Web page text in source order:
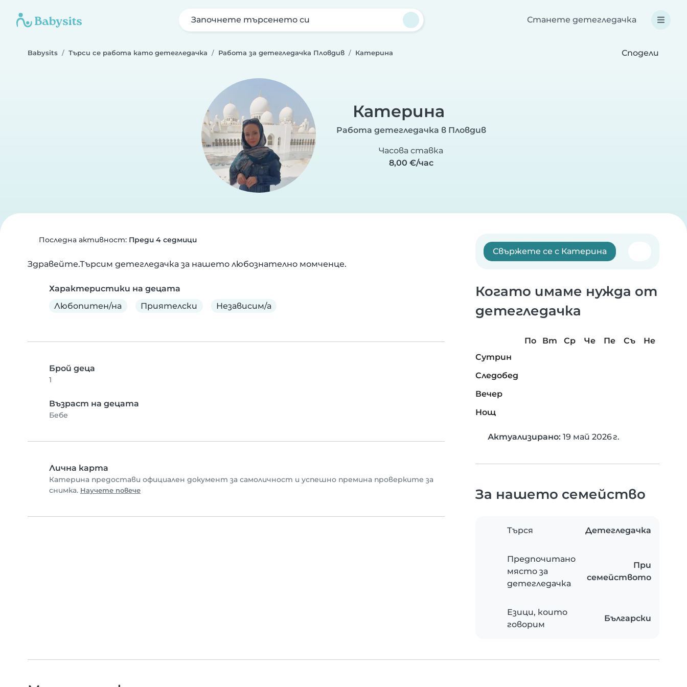
Започнете търсенето си Станете детегледачка
Babysits Търси се работа като детегледачка Работа за детегледачка Пловдив Катерина Сподели
Катерина
Работа детегледачка в Пловдив
Часова ставка
8,00 €/час
Последна активност: Преди 4 седмици
Здравейте.Търсим детегледачка за нашето любознателно момченце.
Характеристики на децата
Любопитен/на
Приятелски Независим/а
Брой деца
1
Възраст на децата
Бебе
Лична карта
Катерина предостави официален документ за самоличност и успешно премина проверките за
снимка. Научете повече
Свържете се с Катерина
Когато имаме нужда от
детегледачка
По Вт Ср Че Пе Съ
Не
Сутрин
Следобед
Вечер
Нощ
Актуализирано: 19 май 2026 г.
За нашето семейство
Търся Детегледачка
Предпочитано
място за
детегледачка
При
семейството
Езици, които
говорим
Български